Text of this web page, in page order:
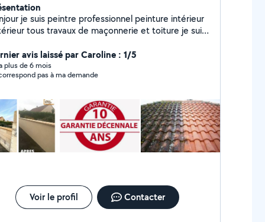
je suis peintre professionnel peinture intérieur
tous travaux de maçonnerie et toiture je suis
avis laissé par Caroline : 1/5
plus de 6 mois
pas à ma demande
Voir le profil Contacter